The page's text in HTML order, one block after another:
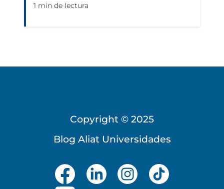
1 min de lectura
Copyright © 2025
Blog Aliat Universidades